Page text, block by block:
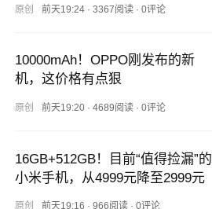
原创 前天19:24· 3367阅读· 0评论
10000mAh！OPPO刚发布的新
机，这价格有点狠
原创 前天19:20· 4689阅读· 0评论
16GB+512GB！目前“值得捡漏”的
小米手机，从4999元降至2999元
原创 前天19:16 · 966阅读· 0评论